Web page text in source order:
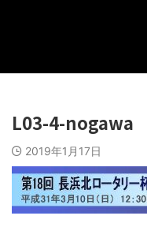
L03-4-nogawa
2019年1月17日